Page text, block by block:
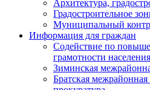
Архитектура,
Градостроительное
Муниципальный
Информация для граждан
Содействие по
грамотности населения
Зиминская
Братская